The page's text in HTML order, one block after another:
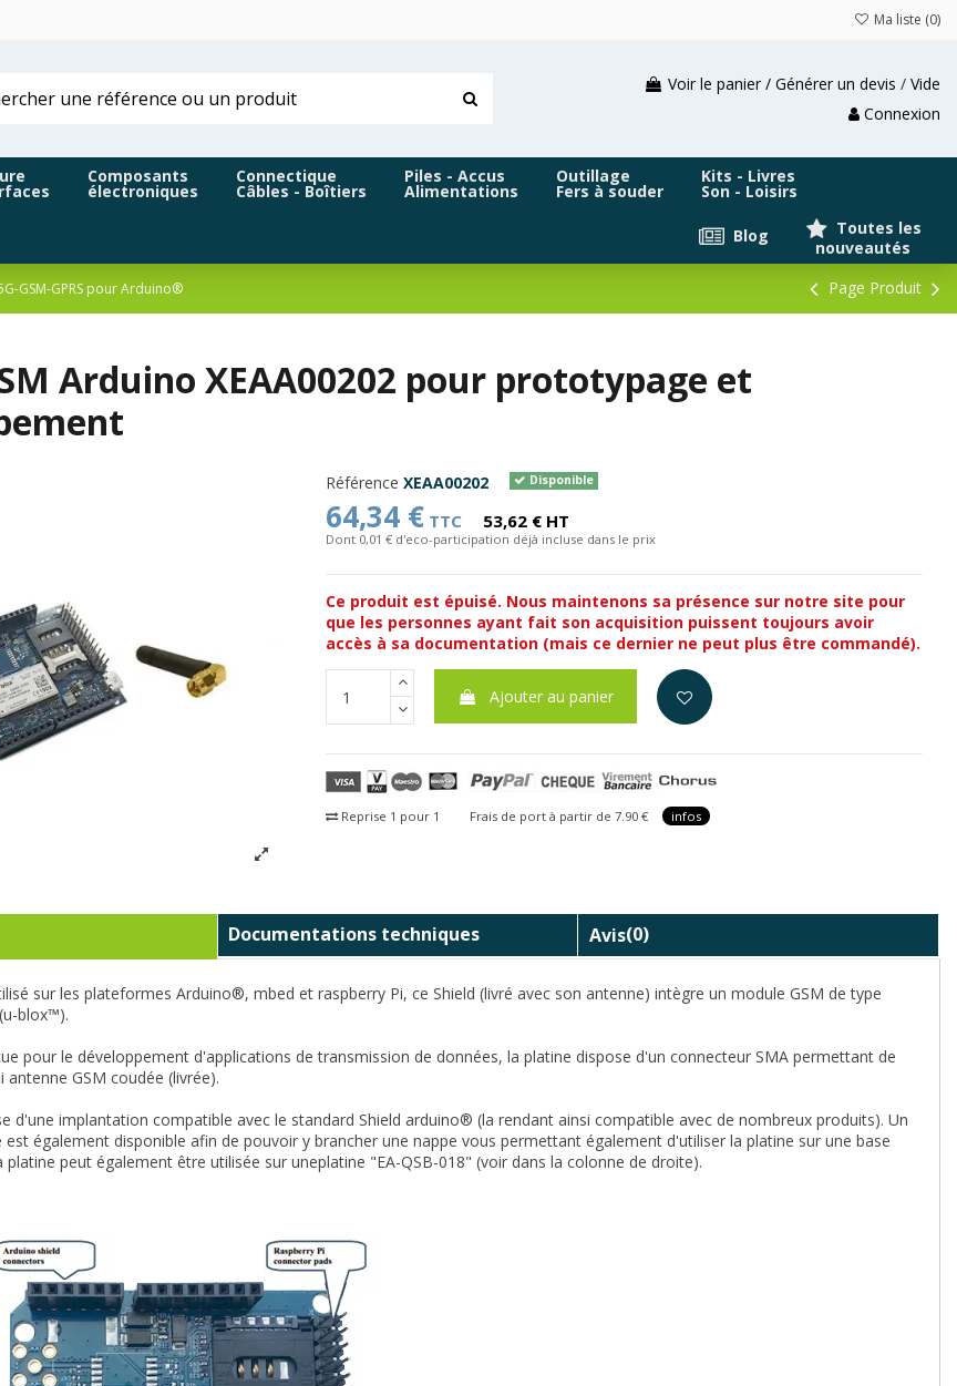
Ma liste (0)
Voir le panier / Générer un devis / Vide
Connexion
Composants
électroniques
Connectique
Câbles - Boîtiers
Piles - Accus
Alimentations
Outillage
Fers à souder
Kits - Livres
Son - Loisirs
Toutes les
nouveautés
Blog
GSM-GPRS pour Arduino® Page Produit
Arduino XEAA00202 pour prototypage et
Référence XEAA00202 Disponible
64,34 € TTC 53,62 € HT
Dont 0,01 € d'eco-participation déjà incluse dans le prix
Ce produit est épuisé. Nous maintenons sa présence sur notre site pour
que les personnes ayant fait son acquisition puissent toujours avoir
accès à sa documentation (mais ce dernier ne peut plus être commandé).
Ajouter au panier
Reprise 1 pour 1 Frais de port à partir de 7.90 € infos
Documentations techniques Avis(0)
sur les plateformes Arduino®, mbed et raspberry Pi, ce Shield (livré avec son antenne) intègre un module GSM de type
blox™).
pour le développement d'applications de transmission de données, la platine dispose d'un connecteur SMA permettant de
antenne GSM coudée (livrée).
d'une implantation compatible avec le standard Shield arduino® (la rendant ainsi compatible avec de nombreux produits). Un
également disponible afin de pouvoir y brancher une nappe vous permettant également d'utiliser la platine sur une base
platine peut également être utilisée sur uneplatine "EA-QSB-018" (voir dans la colonne de droite).